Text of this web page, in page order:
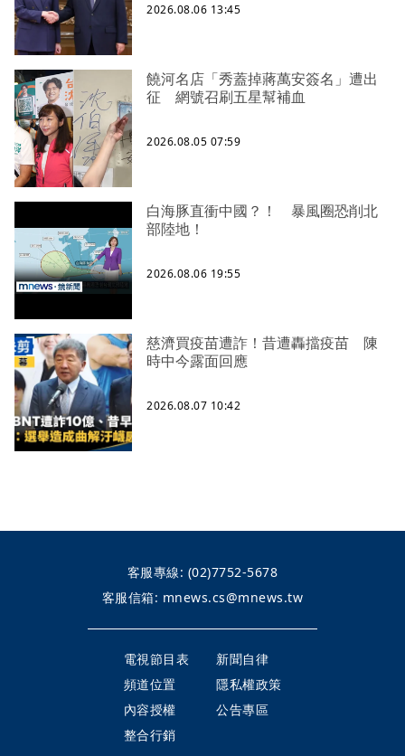
2026.08.06 13:45
饒河名店「秀蓋掉蔣萬安簽名」遭出
征 網號召刷五星幫補血
2026.08.05 07:59
白海豚直衝中國？！ 暴風圈恐削北
部陸地！
2026.08.06 19:55
慈濟買疫苗遭詐！昔遭轟擋疫苗 陳
時中今露面回應
2026.08.07 10:42
客服專線: (02)7752-5678
客服信箱: mnews.cs@mnews.tw
電視節目表
新聞自律
頻道位置
隱私權政策
內容授權
公告專區
整合行銷